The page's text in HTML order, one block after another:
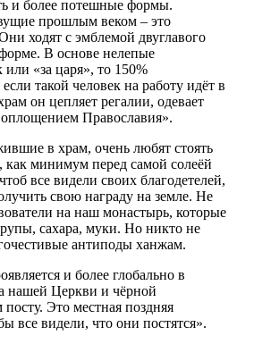
и более потешные формы.
прошлым веком – это
ходят с эмблемой двуглавого
В основе нелепые
или «за царя», то 150%
такой человек на работу идёт в
он цепляет регалии, одевает
Православия».
в храм, очень любят стоять
как минимум перед самой солеёй
все видели своих благодетелей,
свою награду на земле. Не
на наш монастырь, которые
сахара, муки. Но никто не
антиподы ханжам.
и более глобально в
нашей Церкви и чёрной
Это местная поздняя
все видели, что они постятся».